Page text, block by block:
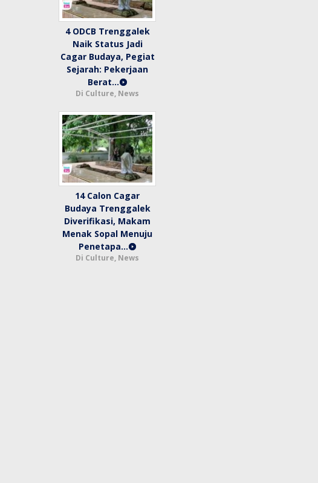
4 ODCB Trenggalek
Naik Status Jadi
Cagar Budaya, Pegiat
Sejarah: Pekerjaan
Berat…
Di Culture, News
14 Calon Cagar
Budaya Trenggalek
Diverifikasi, Makam
Menak Sopal Menuju
Penetapa…
Di Culture, News